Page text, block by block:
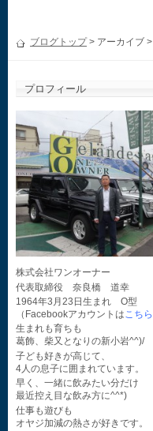
ブログトップ> アーカイブ >
プロフィール
株式会社ワンオーナー
代表取締役 奈良橋 道幸
1964年3月23日生まれ O型
（Facebookアカウントはこちら
生まれも育ちも
葛飾、柴又となりの新小岩^^)/
子ども好きが高じて、
4人の息子に囲まれています。
早く、一緒に飲みたい分だけ
最近控え目な飲み方に^^*)
仕事も遊びも
オヤジ加減の熱さが好きです。